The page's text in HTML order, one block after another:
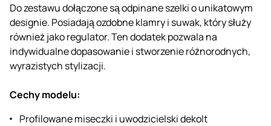
Do zestawu dołączone są odpinane szelki o unikatowym
designie. Posiadają ozdobne klamry i suwak, który służy
również jako regulator. Ten dodatek pozwala na
indywidualne dopasowanie i stworzenie różnorodnych,
wyrazistych stylizacji.
Cechy modelu:
Profilowane miseczki i uwodzicielski dekolt